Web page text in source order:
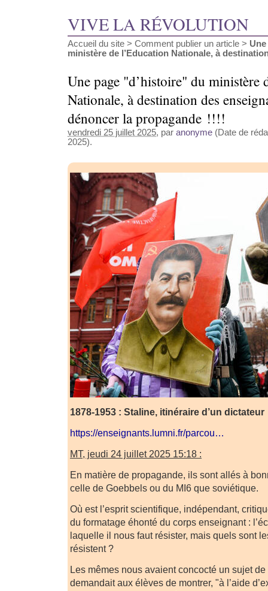
VIVE LA RÉVOLUTION
Accueil du site > Comment publier un article >
ministère de l’Education Nationale, à
Une page "d’histoire" du ministère
Nationale, à destination des
dénoncer la propagande !!!!
vendredi 25 juillet 2025, par anonyme (Date de
2025).
1878-1953 : Staline, itinéraire d’un dictateur
https://enseignants.lumni.fr/parcou…
MT, jeudi 24 juillet 2025 15:18 :
En matière de propagande, ils sont allés à
celle de Goebbels ou du MI6 que soviétique.
Où est l’esprit scientifique, indépendant,
du formatage éhonté du corps enseignant :
laquelle il nous faut résister, mais quels sont
résistent ?
Les mêmes nous avaient concocté un sujet de
demandait aux élèves de montrer, "à l’aide